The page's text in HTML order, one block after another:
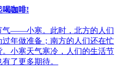
喝咖啡!
气——小寒。此时，北方的人们
年做准备；南方的人们还在忙
小寒天气寒冷，人们的生活节
了更多期待。